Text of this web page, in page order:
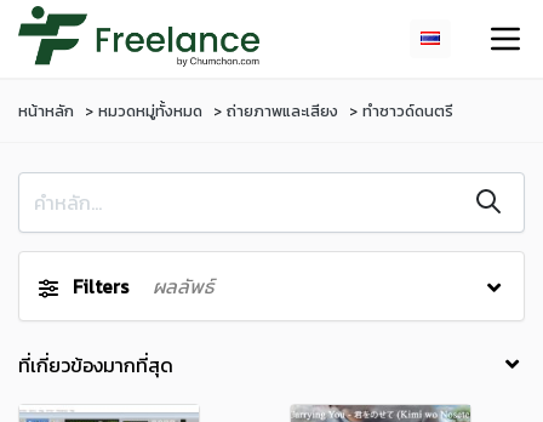
หน้าหลัก หมวดหมู่ทั้งหมด ถ่ายภาพและเสียง ทำซาวด์ดนตรี
Filters ผลลัพธ์